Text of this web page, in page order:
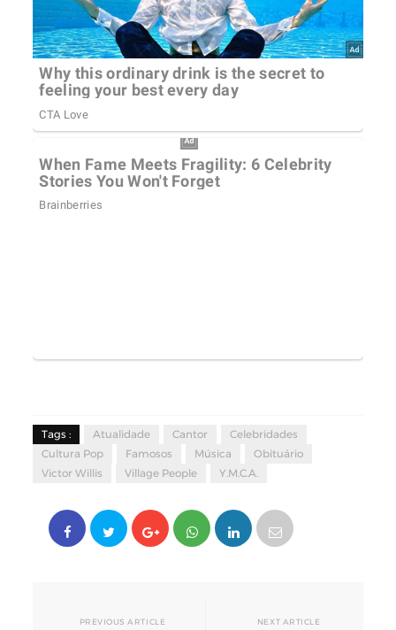
Tags : Atualidade Cantor
Celebridades
Cultura Pop
Famosos Música
Obituário
Victor Willis
Village People Y.M.C.A.
PREVIOUS ARTICLE NEXT ARTICLE